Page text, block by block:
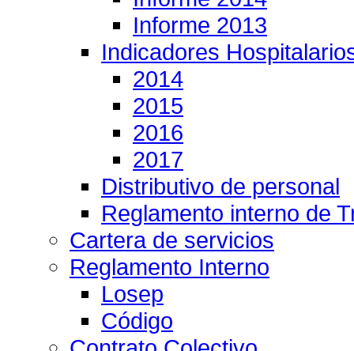
Informe 2013
Indicadores
2014
2015
2016
2017
Distributivo de personal
Reglamento interno de
Cartera de servicios
Reglamento Interno
Losep
Código